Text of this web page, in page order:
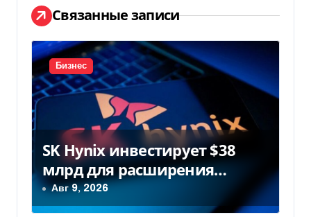
ц
и
я
о
з
а
Связанные записи
Бизнес
SK Hynix инвестирует $38
млрд для расширения
заводов в Южной Корее
Авг 9, 2026